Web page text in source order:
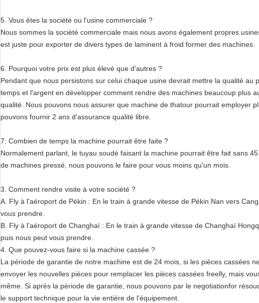
5. Vous êtes la société ou l'usine commerciale ?
Nous sommes la société commerciale mais nous avons également propres
est juste pour exporter de divers types de laminent à froid former des machines.
6. Pourquoi votre prix est plus élevé que d'autres ?
Pendant que nous persistons sur celui chaque usine devrait mettre la qualité au
temps et l'argent en développer comment rendre des machines beaucoup plus
qualité. Nous pouvons nous assurer que machine de thatour pourrait employer
pouvons fournir 2 ans d'assurance qualité libre.
7. Combien de temps la machine pourrait être faite ?
Normalement parlant, le tuyau soudé faisant la machine pourrait être fait sans
de machines pressé, nous pouvons le faire pour vous moins qu'un mois.
3. Comment rendre visite à votre société ?
A. Fly à l'aéroport de Pékin : En le train à grande vitesse de Pékin Nan vers
vous prendre.
B. Fly à l'aéroport de Changhaï : En le train à grande vitesse de Changhaï
puis nous peut vous prendre.
4. Que pouvez-vous faire si la machine cassée ?
La période de garantie de notre machine est de 24 mois, si les pièces cassées
envoyer les nouvelles pièces pour remplacer les pièces cassées freelly, mais
même. Si après la période de garantie, nous pouvons par le negotiationfor
le support technique pour la vie entière de l'équipement.